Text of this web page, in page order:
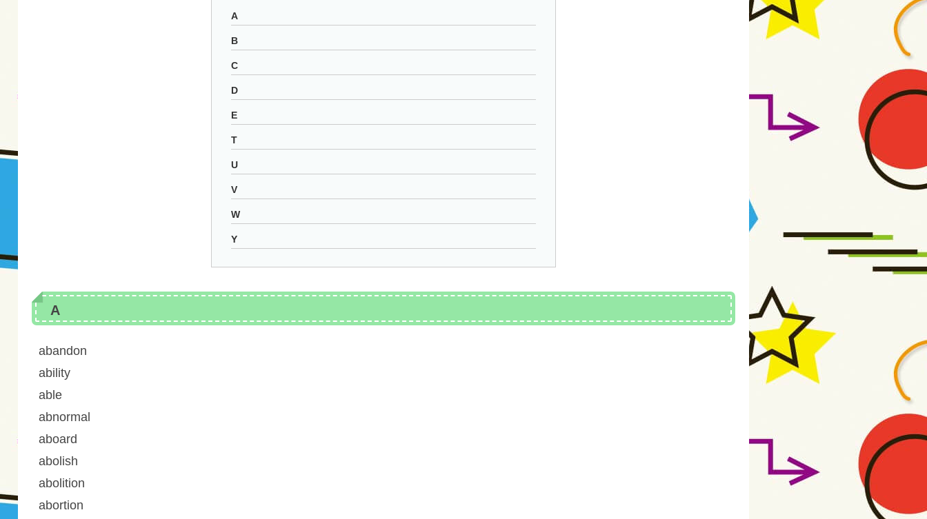
A
B
C
D
E
T
U
V
W
Y
A
abandon
ability
able
abnormal
aboard
abolish
abolition
abortion